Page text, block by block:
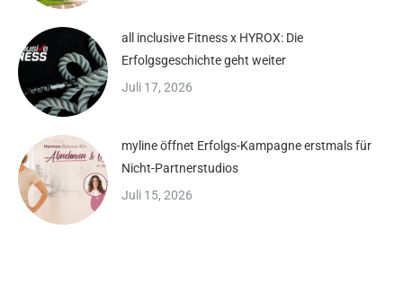
all inclusive Fitness x HYROX: Die
Erfolgsgeschichte geht weiter
Juli 17, 2026
myline öffnet Erfolgs-Kampagne erstmals für
Nicht-Partnerstudios
Juli 15, 2026